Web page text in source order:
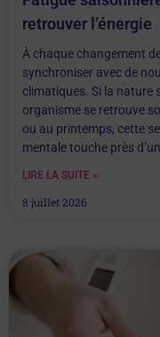
retrouver l’énergie
À chaque changement
synchroniser avec de
climatiques. Si la nature
organisme se retrouve
ou au printemps, cette
mentale touche près
LIRE LA SUITE »
8 juillet 2026